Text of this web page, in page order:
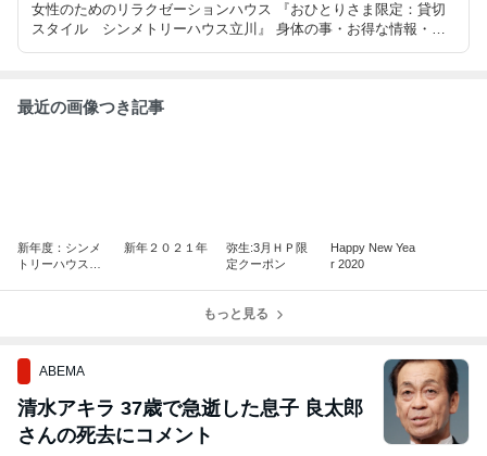
女性のためのリラクゼーションハウス 『おひとりさま限定：貸切
スタイル シンメトリーハウス立川』 身体の事・お得な情報・ス
タッフのつぶやき等 ブログにて書かせて頂きます♪ 店舗移転の為
最近の画像つき記事
新年度：シンメ
トリーハウス立
新年２０２１年
弥生:3月ＨＰ限
定クーポン
Happy New Yea
r 2020
もっと見る
ABEMA
清水アキラ 37歳で急逝した息子 良太郎
さんの死去にコメント